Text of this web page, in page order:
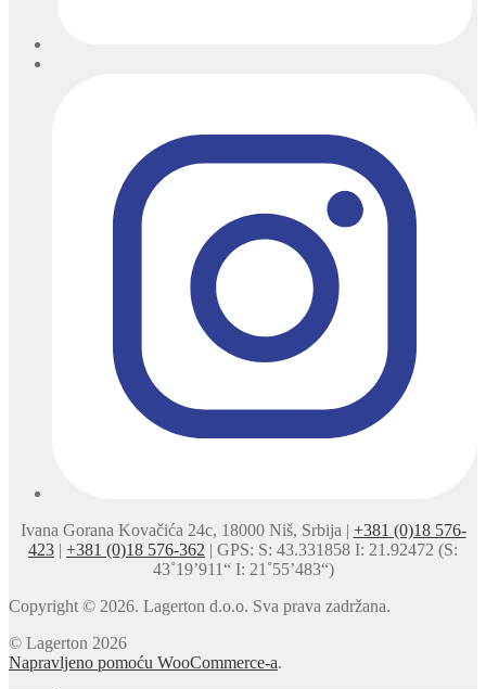
Ivana Gorana Kovačića 24c, 18000 Niš, Srbija | +381 (0)18 576-
423 | +381 (0)18 576-362 | GPS: S: 43.331858 I: 21.92472 (S:
43˚19’911“ I: 21˚55’483“)
Copyright © 2026. Lagerton d.o.o. Sva prava zadržana.
© Lagerton 2026
Napravljeno pomoću WooCommerce-a.